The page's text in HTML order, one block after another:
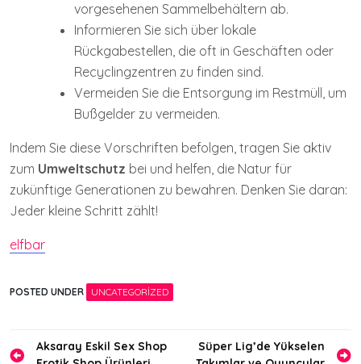
vorgesehenen Sammelbehältern ab.
Informieren Sie sich über lokale
Rückgabestellen, die oft in Geschäften oder
Recyclingzentren zu finden sind.
Vermeiden Sie die Entsorgung im Restmüll, um
Bußgelder zu vermeiden.
Indem Sie diese Vorschriften befolgen, tragen Sie aktiv
zum Umweltschutz bei und helfen, die Natur für
zukünftige Generationen zu bewahren. Denken Sie daran:
Jeder kleine Schritt zählt!
elfbar
POSTED UNDER UNCATEGORIZED
YazıAksaray Eskil Sex Shop
Süper Lig’de Yükselen